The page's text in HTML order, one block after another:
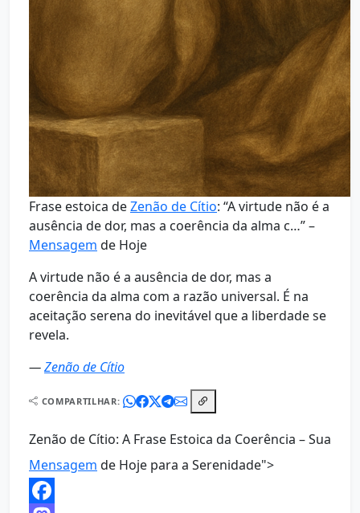
Frase estoica deZenão de Cítio: “A virtude não é a
ausência de dor, mas a coerência da alma c…” –
Mensagem de Hoje
A virtude não é a ausência de dor, mas a
coerência da alma com a razão universal. É na
aceitação serena do inevitável que a liberdade se
revela.
—Zenão de Cítio
COMPARTILHAR:
Zenão de Cítio: A Frase Estoica da Coerência – Sua
Mensagem de Hoje para a Serenidade">